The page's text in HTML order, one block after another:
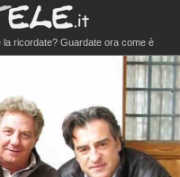
la ricordate? Guardate ora come è